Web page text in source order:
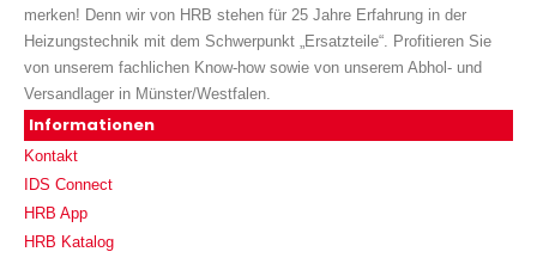
merken! Denn wir von HRB stehen für 25 Jahre Erfahrung in der
Heizungstechnik mit dem Schwerpunkt „Ersatzteile“. Profitieren Sie
von unserem fachlichen Know-how sowie von unserem Abhol- und
Versandlager in Münster/Westfalen.
Informationen
Kontakt
IDS Connect
HRB App
HRB Katalog